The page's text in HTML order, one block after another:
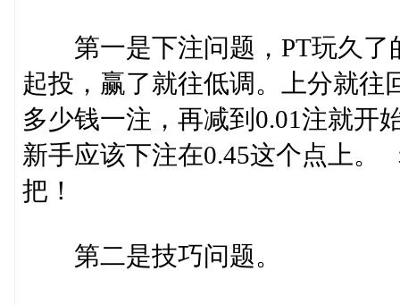
第一是下注问题，PT玩久了
起投，赢了就往低调。上分就往
多少钱一注，再减到0.01注就
新手应该下注在0.45这个点上
把！
第二是技巧问题。